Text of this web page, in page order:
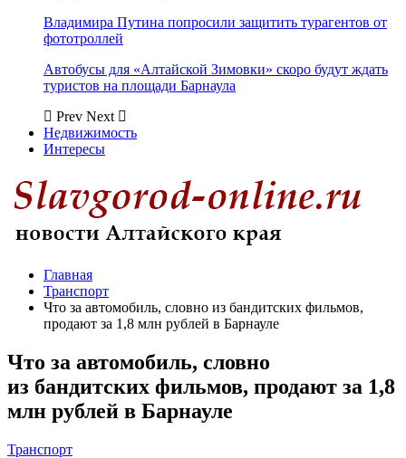
Владимира Путина попросили защитить турагентов от
фототроллей
Автобусы для «Алтайской Зимовки» скоро будут ждать
туристов на площади Барнаула
Prev Next
Недвижимость
Интересы
Главная
Транспорт
Что за автомобиль, словно из бандитских фильмов,
продают за 1,8 млн рублей в Барнауле
Что за автомобиль, словно
из бандитских фильмов, продают за 1,8
млн рублей в Барнауле
Транспорт